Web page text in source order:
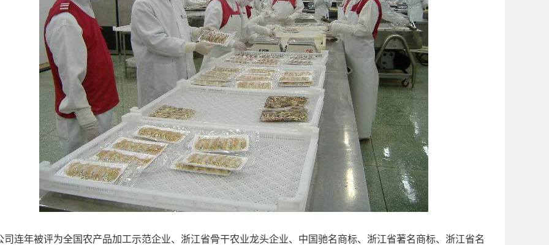
年被评为全国农产品加工示范企业、浙江省骨干农业龙头企业、中国驰名商标、浙江省著名商标、浙江省名